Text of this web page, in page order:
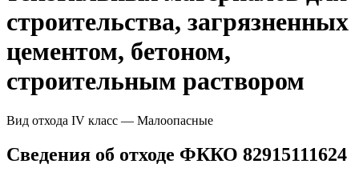
строительства, загрязненных
цементом, бетоном,
строительным раствором
Вид отхода IV класс — Малоопасные
Сведения об отходе ФККО 82915111624